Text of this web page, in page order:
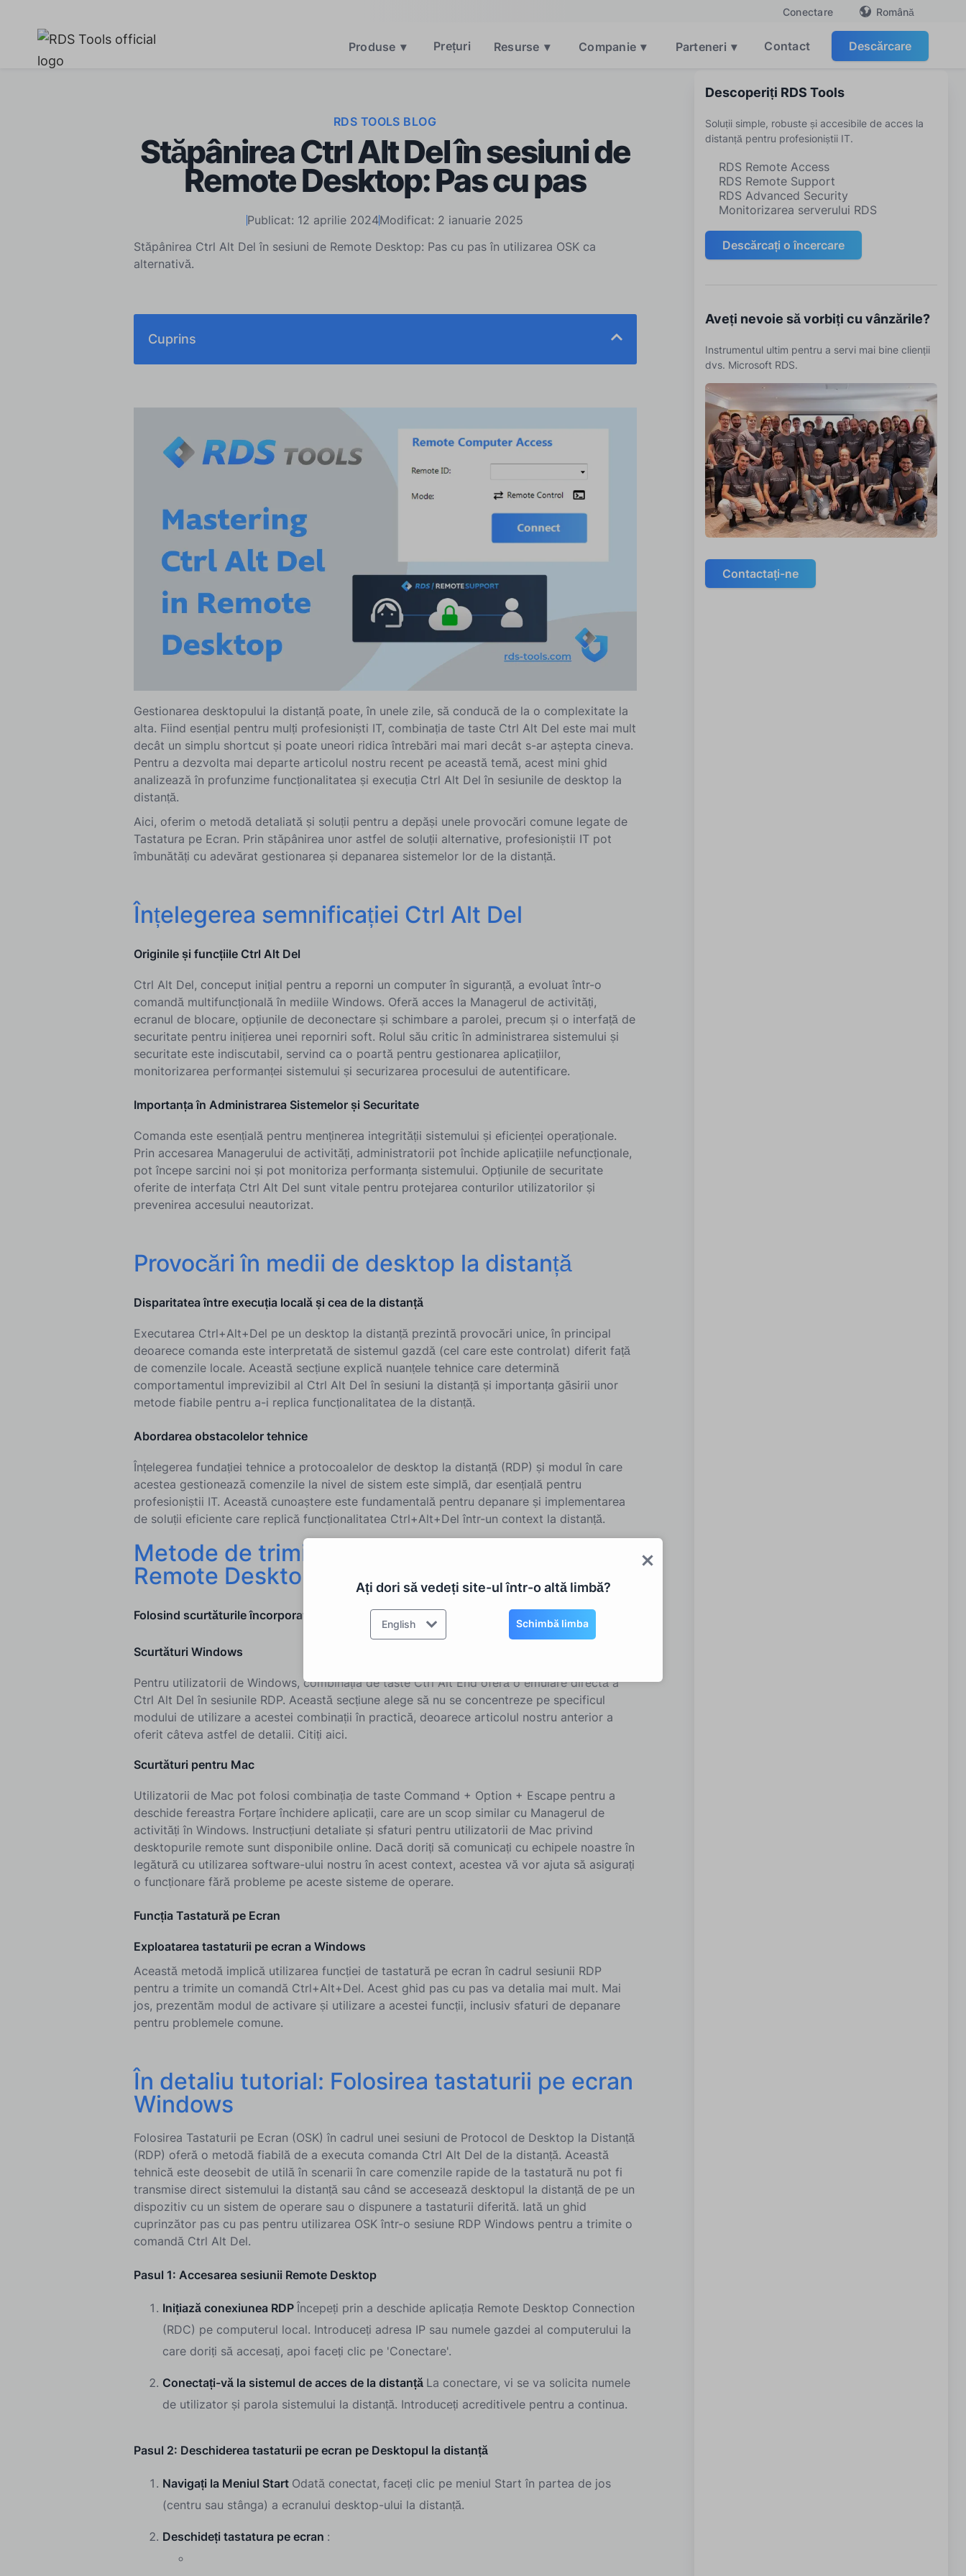
Conectare Română
Produse ▾ Prețuri Resurse ▾ Companie ▾ Parteneri ▾ Contact Descărcare
Ați dori să vedeți site-ul într-o altă limbă?
English Schimbă limba
RDS TOOLS BLOG
Stăpânirea Ctrl Alt Del în sesiuni de
Remote Desktop: Pas cu pas
Publicat: 12 aprilie 2024Modificat: 2 ianuarie 2025
Stăpânirea Ctrl Alt Del în sesiuni de Remote Desktop: Pas cu pas în utilizarea OSK ca
alternativă.
Cuprins
Metode de trimitere Ctrl+Alt+Del în sesiuni Remote Desktop
Soluții de Asistență Remotă
Cele mai bune practici și alte considerații
Recomandare software RDS-Tools pentru Ctrl Alt Del și altele
Concluzie despre Ctrl Alt Del în desktopul la distanță
Gestionarea desktopului la distanță poate, în unele zile, să conducă de la o complexitate la
alta. Fiind esențial pentru mulți profesioniști IT, combinația de taste Ctrl Alt Del este mai mult
decât un simplu shortcut și poate uneori ridica întrebări mai mari decât s-ar aștepta cineva.
Pentru a dezvolta mai departe articolul nostru recent pe această temă, acest mini ghid
analizează în profunzime funcționalitatea și execuția Ctrl Alt Del în sesiunile de desktop la
distanță.
Aici, oferim o metodă detaliată și soluții pentru a depăși unele provocări comune legate de
Tastatura pe Ecran. Prin stăpânirea unor astfel de soluții alternative, profesioniștii IT pot
îmbunătăți cu adevărat gestionarea și depanarea sistemelor lor de la distanță.
Înțelegerea semnificației Ctrl Alt Del
Originile și funcțiile Ctrl Alt Del
Ctrl Alt Del, conceput inițial pentru a reporni un computer în siguranță, a evoluat într-o
comandă multifuncțională în mediile Windows. Oferă acces la Managerul de activități,
ecranul de blocare, opțiunile de deconectare și schimbare a parolei, precum și o interfață de
securitate pentru inițierea unei reporniri soft. Rolul său critic în administrarea sistemului și
securitate este indiscutabil, servind ca o poartă pentru gestionarea aplicațiilor,
monitorizarea performanței sistemului și securizarea procesului de autentificare.
Importanța în Administrarea Sistemelor și Securitate
Comanda este esențială pentru menținerea integrității sistemului și eficienței operaționale.
Prin accesarea Managerului de activități, administratorii pot închide aplicațiile nefuncționale,
pot începe sarcini noi și pot monitoriza performanța sistemului. Opțiunile de securitate
oferite de interfața Ctrl Alt Del sunt vitale pentru protejarea conturilor utilizatorilor și
prevenirea accesului neautorizat.
Provocări în medii de desktop la distanță
Disparitatea între execuția locală și cea de la distanță
Executarea Ctrl+Alt+Del pe un desktop la distanță prezintă provocări unice, în principal
deoarece comanda este interpretată de sistemul gazdă (cel care este controlat) diferit față
de comenzile locale. Această secțiune explică nuanțele tehnice care determină
comportamentul imprevizibil al Ctrl Alt Del în sesiuni la distanță și importanța găsirii unor
metode fiabile pentru a-i replica funcționalitatea de la distanță.
Abordarea obstacolelor tehnice
Înțelegerea fundației tehnice a protocoalelor de desktop la distanță (RDP) și modul în care
acestea gestionează comenzile la nivel de sistem este simplă, dar esențială pentru
profesioniștii IT. Această cunoaștere este fundamentală pentru depanare și implementarea
de soluții eficiente care replică funcționalitatea Ctrl+Alt+Del într-un context la distanță.
Metode de trimitere Ctrl+Alt+Del în sesiuni
Remote Desktop
Folosind scurtăturile încorporate
Scurtături Windows
Pentru utilizatorii de Windows, combinația de taste Ctrl Alt End oferă o emulare directă a
Ctrl Alt Del în sesiunile RDP. Această secțiune alege să nu se concentreze pe specificul
modului de utilizare a acestei combinații în practică, deoarece articolul nostru anterior a
oferit câteva astfel de detalii. Citiți aici.
Scurtături pentru Mac
Utilizatorii de Mac pot folosi combinația de taste Command + Option + Escape pentru a
deschide fereastra Forțare închidere aplicații, care are un scop similar cu Managerul de
activități în Windows. Instrucțiuni detaliate și sfaturi pentru utilizatorii de Mac privind
desktopurile remote sunt disponibile online. Dacă doriți să comunicați cu echipele noastre în
legătură cu utilizarea software-ului nostru în acest context, acestea vă vor ajuta să asigurați
o funcționare fără probleme pe aceste sisteme de operare.
Funcția Tastatură pe Ecran
Exploatarea tastaturii pe ecran a Windows
Această metodă implică utilizarea funcției de tastatură pe ecran în cadrul sesiunii RDP
pentru a trimite un comandă Ctrl+Alt+Del. Acest ghid pas cu pas va detalia mai mult. Mai
jos, prezentăm modul de activare și utilizare a acestei funcții, inclusiv sfaturi de depanare
pentru problemele comune.
În detaliu tutorial: Folosirea tastaturii pe ecran
Windows
Folosirea Tastaturii pe Ecran (OSK) în cadrul unei sesiuni de Protocol de Desktop la Distanță
(RDP) oferă o metodă fiabilă de a executa comanda Ctrl Alt Del de la distanță. Această
tehnică este deosebit de utilă în scenarii în care comenzile rapide de la tastatură nu pot fi
transmise direct sistemului la distanță sau când se accesează desktopul la distanță de pe un
dispozitiv cu un sistem de operare sau o dispunere a tastaturii diferită. Iată un ghid
cuprinzător pas cu pas pentru utilizarea OSK într-o sesiune RDP Windows pentru a trimite o
comandă Ctrl Alt Del.
Pasul 1: Accesarea sesiunii Remote Desktop
Inițiază conexiunea RDP Începeți prin a deschide aplicația Remote Desktop Connection
(RDC) pe computerul local. Introduceți adresa IP sau numele gazdei al computerului la
care doriți să accesați, apoi faceți clic pe 'Conectare'.
Conectați-vă la sistemul de acces de la distanță La conectare, vi se va solicita numele
de utilizator și parola sistemului la distanță. Introduceți acreditivele pentru a continua.
Pasul 2: Deschiderea tastaturii pe ecran pe Desktopul la distanță
Navigați la Meniul Start Odată conectat, faceți clic pe meniul Start în partea de jos
(centru sau stânga) a ecranului desktop-ului la distanță.
Deschideți tastatura pe ecran :
Descoperiți RDS Tools
Soluții simple, robuste și accesibile de acces la
distanță pentru profesioniștii IT.
RDS Remote Access
RDS Remote Support
RDS Advanced Security
Monitorizarea serverului RDS
Descărcați o încercare
Aveți nevoie să vorbiți cu vânzările?
Instrumentul ultim pentru a servi mai bine clienții
dvs. Microsoft RDS.
Contactați-ne